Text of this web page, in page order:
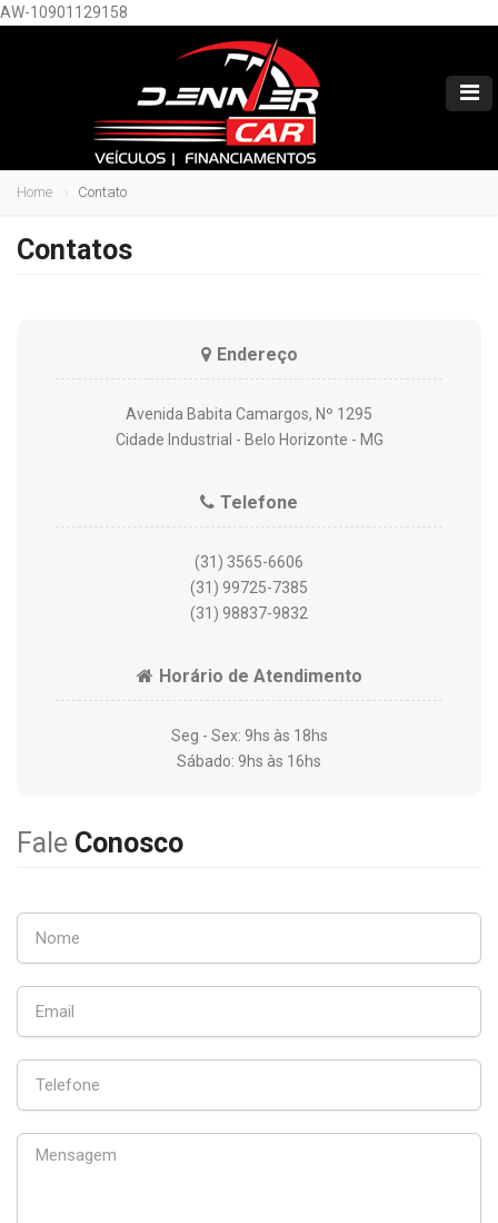
AW-10901129158
Home Contato
Contatos
Endereço
Avenida Babita Camargos, Nº 1295
Cidade Industrial - Belo Horizonte - MG
Telefone
(31) 3565-6606
(31) 99725-7385
(31) 98837-9832
Horário de Atendimento
Seg - Sex: 9hs às 18hs
Sábado: 9hs às 16hs
Fale Conosco